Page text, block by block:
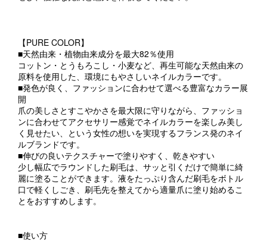
【PURE COLOR】
■天然由来・植物由来成分を最大82％使用
コットン・とうもろこし・小麦など、再生可能な天然由来の
原料を使用した、環境にもやさしいネイルカラーです。
■発色が良く、ファッションに合わせて選べる豊富なカラー展
開
爪の美しさとすこやかさを最大限に守りながら、ファッショ
ンに合わせてアクセサリー感覚でネイルカラーを楽しみ美し
く見せたい、という女性の想いを実現するフランス発のネイ
ルブランドです。
■伸びの良いテクスチャーで塗りやすく、乾きやすい
少し幅広でラウンドした刷毛は、サッと引くだけで簡単に綺
麗に塗ることができます。液をたっぷり含んだ刷毛をボトル
口で軽くしごき、刷毛先を整えてから適量爪に塗り始めるこ
とをおすすめします。
■使い方